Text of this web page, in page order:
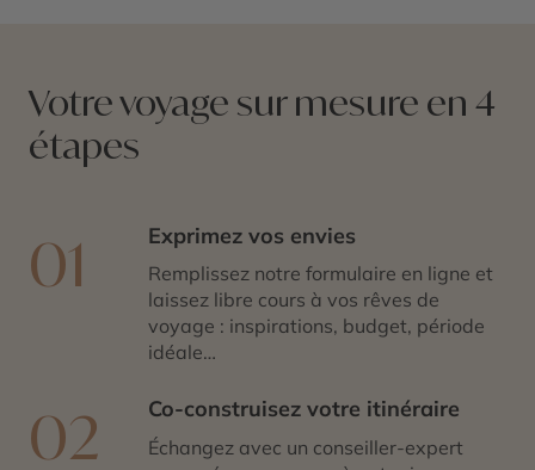
Votre voyage sur mesure en 4
étapes
01 Exprimez vos envies
Remplissez notre formulaire en ligne et
laissez libre cours à vos rêves de
voyage : inspirations, budget, période
idéale…
02 Co-construisez votre itinéraire
Échangez avec un conseiller-expert